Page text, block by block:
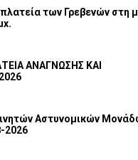
των Γρεβενών στη
ΑΝΑΓΝΩΣΗΣ ΚΑΙ
Αστυνομικών Μονάδων
2026